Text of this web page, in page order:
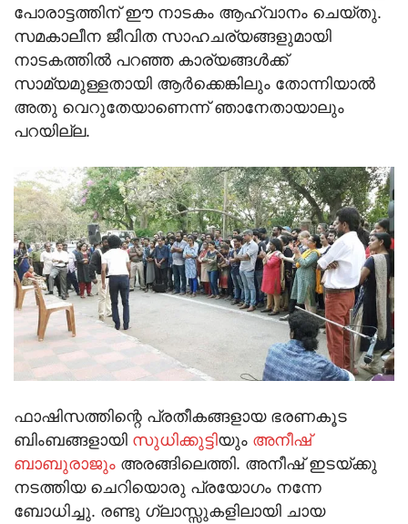
പോരാട്ടത്തിന് ഈ നാടകം ആഹ്വാനം ചെയ്തു.
സമകാലീന ജീവിത സാഹചര്യങ്ങളുമായി
നാടകത്തില്‍ പറഞ്ഞ കാര്യങ്ങള്‍ക്ക്
സാമ്യമുള്ളതായി ആര്‍ക്കെങ്കിലും തോന്നിയാല്‍
അതു വെറുതേയാണെന്ന് ഞാനേതായാലും
പറയില്ല.
ഫാഷിസത്തിന്റെ പ്രതീകങ്ങളായ ഭരണകൂട
ബിംബങ്ങളായി സുധിക്കുട്ടിയും അനീഷ്
ബാബുരാജും അരങ്ങിലെത്തി. അനീഷ് ഇടയ്ക്കു
നടത്തിയ ചെറിയൊരു പ്രയോഗം നന്നേ
ബോധിച്ചു. രണ്ടു ഗ്ലാസ്സുകളിലായി ചായ